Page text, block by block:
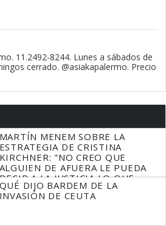
11.2492-8244. Lunes a sábados de
cerrado. @asiakapalermo. Precio
MARTÍN MENEM SOBRE LA
ESTRATEGIA DE CRISTINA
KIRCHNER: "NO CREO QUE
ALGUIEN DE AFUERA LE PUEDA
A LA JUSTICIA LO QUE
TIENE QUE HACER"
QUÉ DIJO BARDEM DE LA
INVASIÓN DE CEUTA